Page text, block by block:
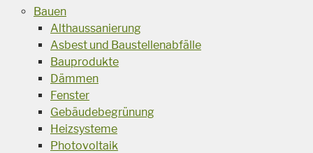
Bauen
Althaussanierung
Asbest und Baustellenabfälle
Bauprodukte
Dämmen
Fenster
Gebäudebegrünung
Heizsysteme
Photovoltaik